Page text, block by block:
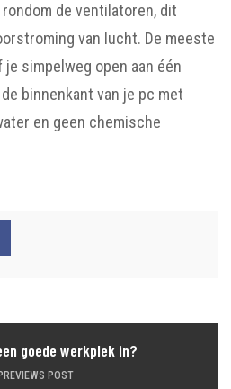
de ventilatoren, dit
van lucht. De meeste
simpelweg open aan één
binnenkant van je pc met
en geen chemische
goede werkplek in?
PREVIEWS POST